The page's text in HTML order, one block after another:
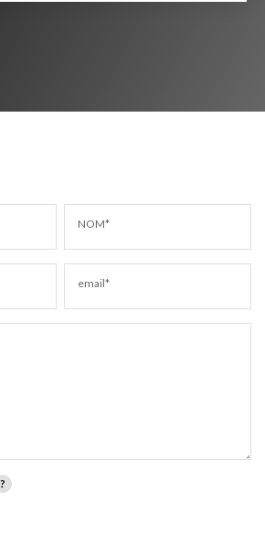
NOM*
email*